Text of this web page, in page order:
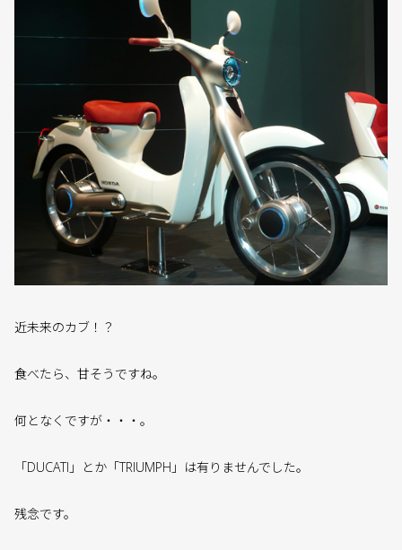
近未来のカブ！？
食べたら、甘そうですね。
何となくですが・・・。
「DUCATI」とか「TRIUMPH」は有りませんでした。
残念です。